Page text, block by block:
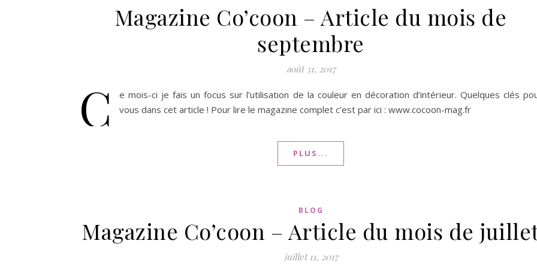
Magazine Co’coon – Article du mois de
septembre
août 31, 2017
C
e mois-ci je fais un focus sur l’utilisation de la couleur en décoration d’intérieur. Quelques clés
vous dans cet article ! Pour lire le magazine complet c’est par ici : www.cocoon-mag.fr
PLUS...
BLOG
Magazine Co’coon – Article du mois de
juillet 11, 2017